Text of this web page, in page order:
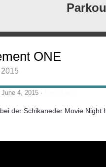
ONE
June 4, 2015 ·
der Schikaneder Movie Night